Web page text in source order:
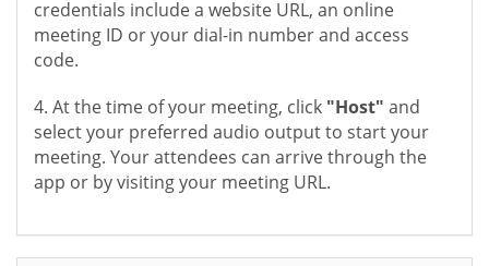
credentials include a website URL, an online
meeting ID or your dial-in number and access
code.
4. At the time of your meeting, click "Host" and
select your preferred audio output to start your
meeting. Your attendees can arrive through the
app or by visiting your meeting URL.